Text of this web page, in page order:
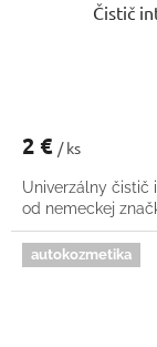
Čistič
2 € / ks
Univerzálny čistič
od nemeckej
autokozmetika